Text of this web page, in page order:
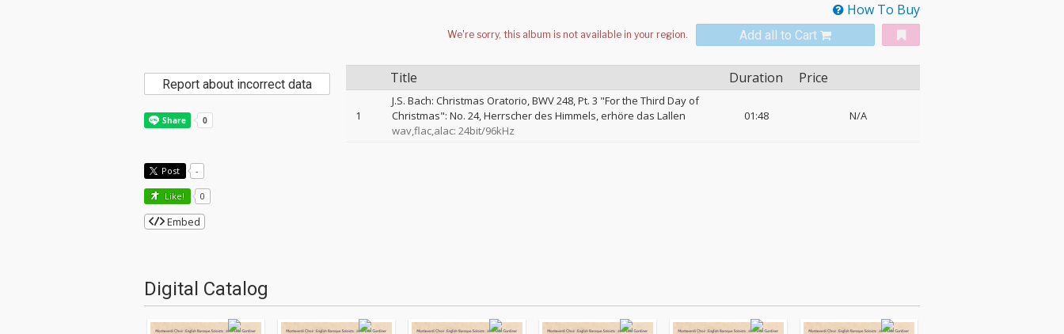
How To Buy
Add all to Cart
Title Duration Price
1
J.S. Bach: Christmas Oratorio, BWV 248, Pt. 3 "For the Third Day of
Christmas": No. 24, Herrscher des Himmels, erhöre das Lallen
wav,flac,alac: 24bit/96kHz
01:48 N/A
Report about incorrect data
Post -
Like! 0
Embed
Digital Catalog